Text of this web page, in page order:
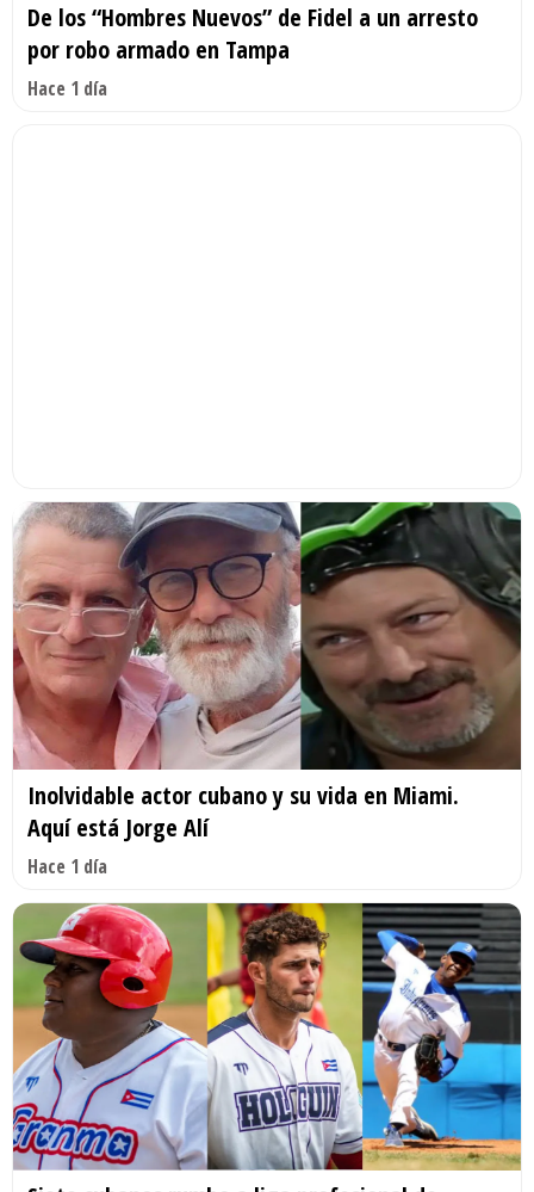
De los “Hombres Nuevos” de Fidel a un arresto
por robo armado en Tampa
Hace 1 día
Inolvidable actor cubano y su vida en Miami.
Aquí está Jorge Alí
Hace 1 día